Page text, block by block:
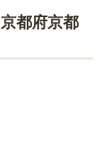
ジュ」が誕生しま
が出ていま
京都府京都